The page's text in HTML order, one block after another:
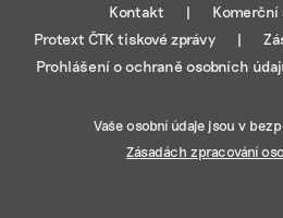
Kontakt
Komerční
Protext ČTK tiskové zprávy
Prohlášení o ochraně osobních
Vaše osobní údaje jsou v
Zásadách zpracování